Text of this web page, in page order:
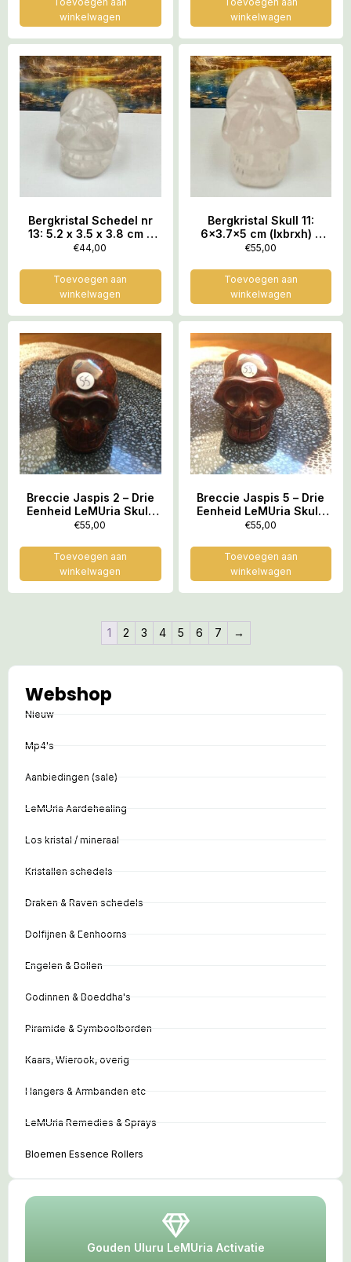
Webshop
Nieuw
Mp4's
Aanbiedingen (sale)
LeMUria Aardehealing
Los kristal / mineraal
Kristallen schedels
Draken & Raven schedels
Dolfijnen & Eenhoorns
Engelen & Bollen
Godinnen & Boeddha's
Piramide & Symboolborden
Kaars, Wierook, overig
Hangers & Armbanden etc
LeMUria Remedies & Sprays
Bloemen Essence Rollers
Gouden Uluru LeMUria Activatie
winkelwagen
winkelwagen
Bergkristal Schedel nr
13: 5.2 x 3.5 x 3.8 cm –
101 gr- LeMUria
€44,00
Toevoegen aan
winkelwagen
Bergkristal Skull 11:
6×3.7×5 cm (lxbrxh) –
132 gr – LeMUria
€55,00
Toevoegen aan
winkelwagen
Breccie Jaspis 2 – Drie
Eenheid LeMUria Skull:
Uluru Rock – Kata Tjuta –
€55,00
Toevoegen aan
winkelwagen
Breccie Jaspis 5 – Drie
Eenheid LeMUria Skull:
Uluru Rock – Kata Tjuta –
€55,00
Toevoegen aan
winkelwagen
1 2 3 4 5 6 7 →